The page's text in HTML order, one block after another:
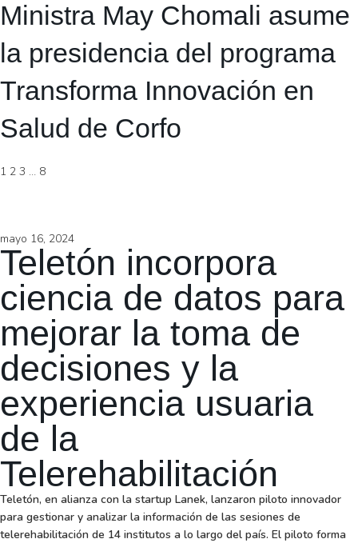
Ministra May Chomali asume
la presidencia del programa
Transforma Innovación en
Salud de Corfo
1 2 3 … 8
mayo 16, 2024
Teletón incorpora
ciencia de datos para
mejorar la toma de
decisiones y la
experiencia usuaria
de la
Telerehabilitación
Teletón, en alianza con la startup Lanek, lanzaron piloto innovador
para gestionar y analizar la información de las sesiones de
telerehabilitación de 14 institutos a lo largo del país. El piloto forma